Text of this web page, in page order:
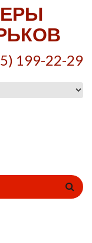
199-22-29